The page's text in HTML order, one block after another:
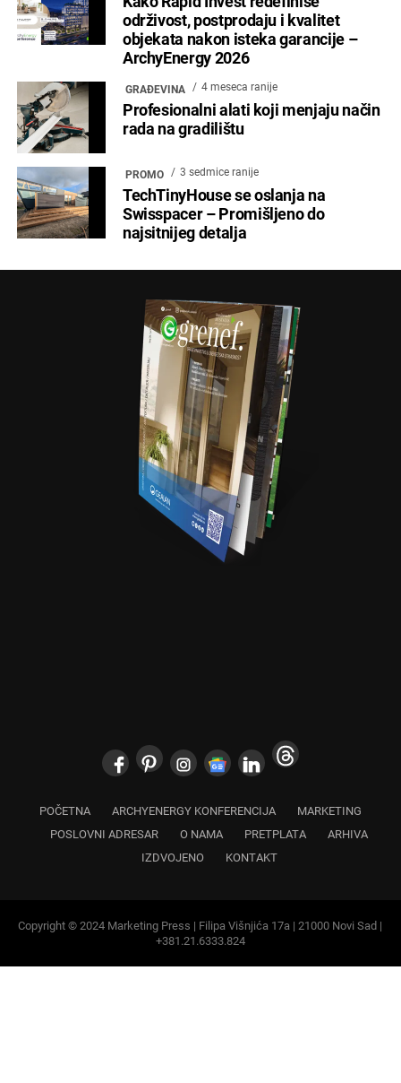
održivost, postprodaju i kvalitet
objekata nakon isteka garancije –
ArchyEnergy 2026
GRAĐEVINA 4 meseca ranije
Profesionalni alati koji menjaju način
rada na gradilištu
PROMO 3 sedmice ranije
TechTinyHouse se oslanja na
Swisspacer – Promišljeno do
najsitnijeg detalja
POSLOVNI ADRESAR
O NAMA PRETPLATA
IZDVOJENO
KONTAKT
+381.21.6333.824